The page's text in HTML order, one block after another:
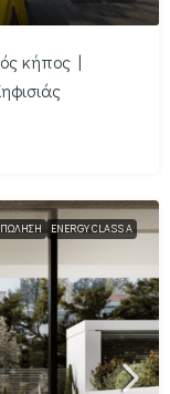
κήπος |
ENERGY CLASS A